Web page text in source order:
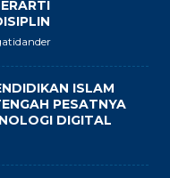
ISLAM
PESATNYA
DIGITAL